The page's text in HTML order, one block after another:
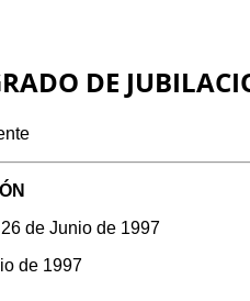
DE
de Junio de 1997
de 1997